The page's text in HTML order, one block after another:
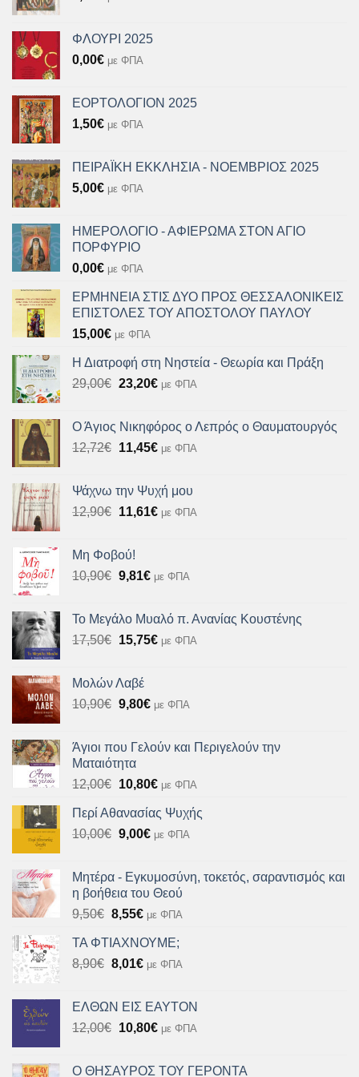
ΦΛΟΥΡΙ 2025
0,00€ με ΦΠΑ
ΕΟΡΤΟΛΟΓΙΟΝ 2025
1,50€ με ΦΠΑ
ΠΕΙΡΑΪΚΗ ΕΚΚΛΗΣΙΑ - ΝΟΕΜΒΡΙΟΣ 2025
5,00€ με ΦΠΑ
ΗΜΕΡΟΛΟΓΙΟ - ΑΦΙΕΡΩΜΑ ΣΤΟΝ ΑΓΙΟ
ΠΟΡΦΥΡΙΟ
0,00€ με ΦΠΑ
ΕΡΜΗΝΕΙΑ ΣΤΙΣ ΔΥΟ ΠΡΟΣ ΘΕΣΣΑΛΟΝΙΚΕΙΣ
ΕΠΙΣΤΟΛΕΣ ΤΟΥ ΑΠΟΣΤΟΛΟΥ ΠΑΥΛΟΥ
15,00€ με ΦΠΑ
Η Διατροφή στη Νηστεία - Θεωρία και Πράξη
29,00€ Original
29,00€.
23,20€Η
είναι:
23,20€.
με ΦΠΑ
Ο Άγιος Νικηφόρος ο Λεπρός ο Θαυματουργός
12,72€ Original
12,72€.
11,45€Η
είναι:
11,45€.
με ΦΠΑ
Ψάχνω την Ψυχή μου
12,90€ Original
12,90€.
11,61€Η
11,61€.
με ΦΠΑ
Μη Φοβού!
10,90€ Original
10,90€.
9,81€Η
είναι:
9,81€.
με ΦΠΑ
Το Μεγάλο Μυαλό π. Ανανίας Κουστένης
17,50€ Original
17,50€.
15,75€Η
15,75€.
με ΦΠΑ
Μολών Λαβέ
10,90€ Original
10,90€.
9,80€Η
είναι:
με ΦΠΑ
Άγιοι που Γελούν και Περιγελούν την
Ματαιότητα
12,00€ Original
was:
12,00€.
10,80€Η
τιμή
είναι:
με ΦΠΑ
Περί Αθανασίας Ψυχής
10,00€ Original
10,00€.
9,00€Η
είναι:
9,00€.
με ΦΠΑ
Μητέρα - Εγκυμοσύνη, τοκετός, σαραντισμός και
η βοήθεια του Θεού
9,50€ Original
was:
9,50€.
8,55€Η
τιμή
είναι:
με ΦΠΑ
ΤΑ ΦΤΙΑΧΝΟΥΜΕ;
8,90€ Original
8,90€.
8,01€Η
είναι:
8,01€.
με ΦΠΑ
ΕΛΘΩΝ ΕΙΣ ΕΑΥΤΟΝ
12,00€ Original
10,80€Ημε ΦΠΑ
Ο ΘΗΣΑΥΡΟΣ ΤΟΥ ΓΕΡΟΝΤΑ